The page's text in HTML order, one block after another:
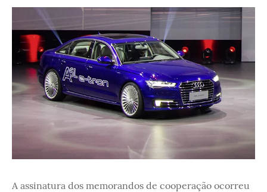
A assinatura dos memorandos de cooperação ocorreu